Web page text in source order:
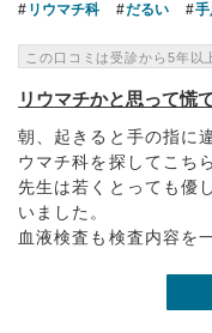
リウマチ科 だるい
この口コミは受診から5年以
リウマチかと思って慌
朝、起きると手の指に
ウマチ科を探してこち
先生は若くとっても優
いました。
血液検査も検査内容を